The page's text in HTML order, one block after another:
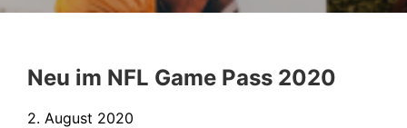
Neu im NFL Game Pass 2020
2. August 2020